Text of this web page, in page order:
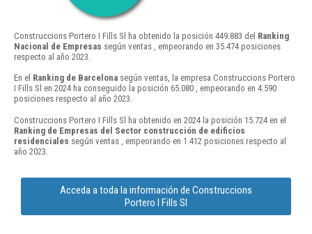
Construccions Portero I Fills Sl ha obtenido la posición 449.883 del Ranking
Nacional de Empresas según ventas , empeorando en 35.474 posiciones
respecto al año 2023.
En el Ranking de Barcelona según ventas, la empresa Construccions Portero
I Fills Sl en 2024 ha conseguido la posición 65.080 , empeorando en 4.590
posiciones respecto al año 2023.
Construccions Portero I Fills Sl ha obtenido en 2024 la posición 15.724 en el
Ranking de Empresas del Sector construcción de edificios
residenciales según ventas , empeorando en 1.412 posiciones respecto al
año 2023.
Acceda a toda la información de Construccions
Portero I Fills Sl